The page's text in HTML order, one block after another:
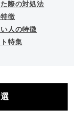
際の対処法
徴
人の特徴
特集